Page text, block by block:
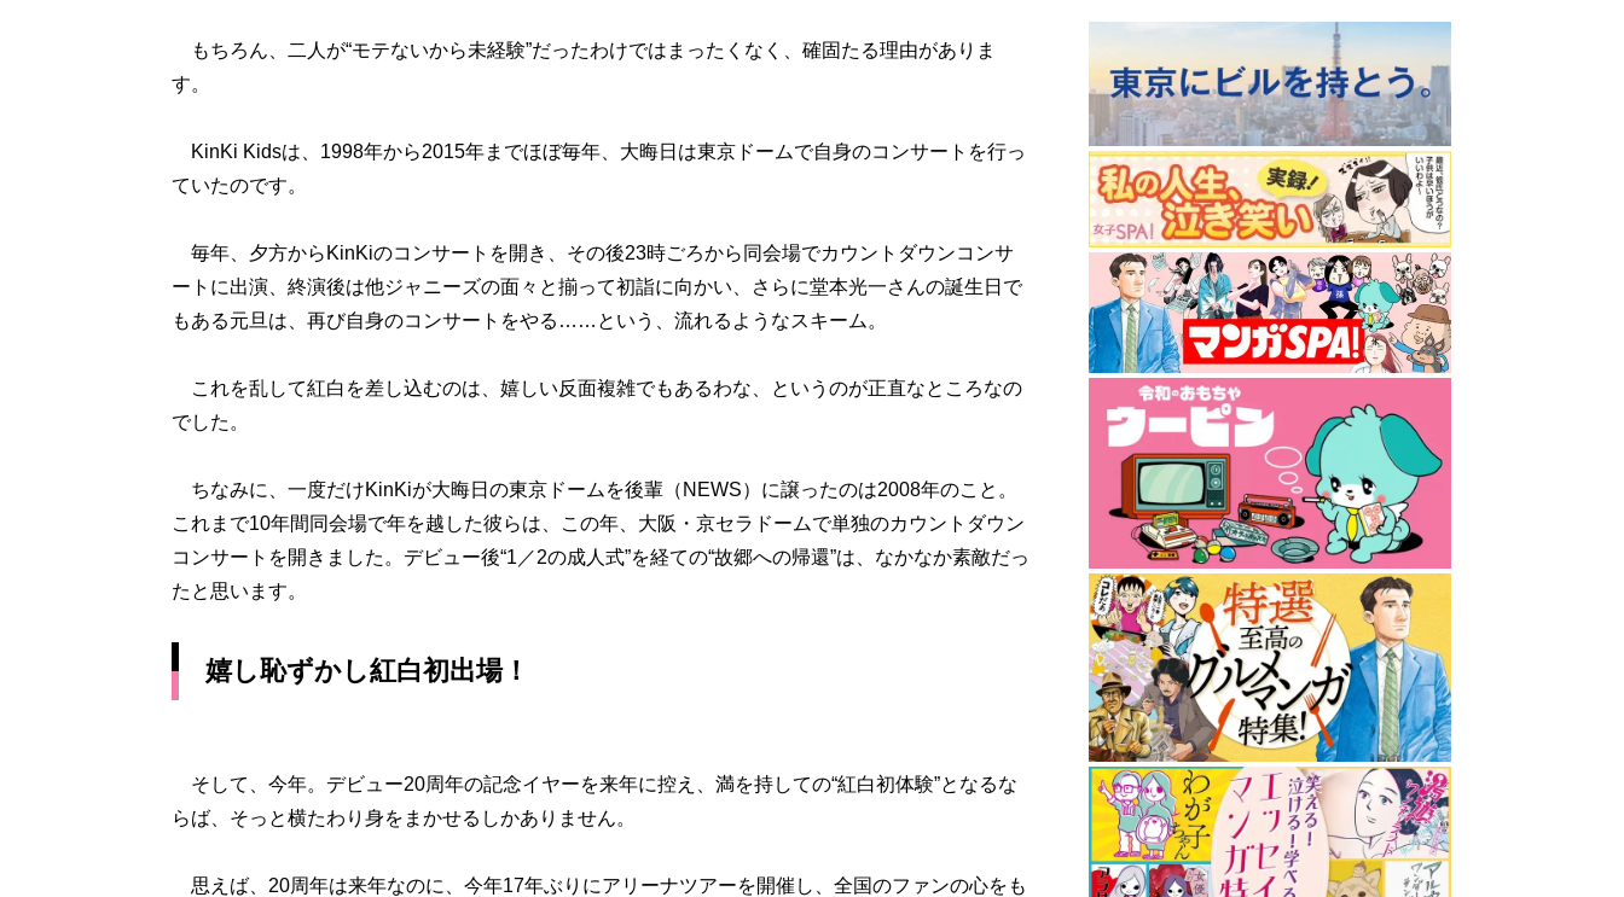
もちろん、二人が“モテないから未経験”だったわけではまったくなく、確固たる理由がありま
す。
KinKi Kidsは、1998年から2015年までほぼ毎年、大晦日は東京ドームで自身のコンサートを行っ
ていたのです。
毎年、夕方からKinKiのコンサートを開き、その後23時ごろから同会場でカウントダウンコンサ
ートに出演、終演後は他ジャニーズの面々と揃って初詣に向かい、さらに堂本光一さんの誕生日で
もある元旦は、再び自身のコンサートをやる……という、流れるようなスキーム。
これを乱して紅白を差し込むのは、嬉しい反面複雑でもあるわな、というのが正直なところなの
でした。
ちなみに、一度だけKinKiが大晦日の東京ドームを後輩（NEWS）に譲ったのは2008年のこと。
これまで10年間同会場で年を越した彼らは、この年、大阪・京セラドームで単独のカウントダウン
コンサートを開きました。デビュー後“1／2の成人式”を経ての“故郷への帰還”は、なかなか素敵だっ
たと思います。
嬉し恥ずかし紅白初出場！
そして、今年。デビュー20周年の記念イヤーを来年に控え、満を持しての“紅白初体験”となるな
らば、そっと横たわり身をまかせるしかありません。
思えば、20周年は来年なのに、今年17年ぶりにアリーナツアーを開催し、全国のファンの心をも